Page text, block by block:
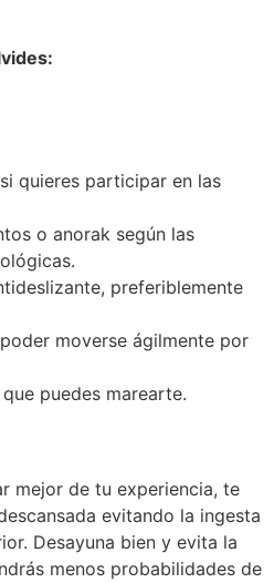
quieres participar en las
o anorak según las
preferiblemente
moverse ágilmente por
puedes marearte.
mejor de tu experiencia, te
evitando la ingesta
Desayuna bien y evita la
menos probabilidades de